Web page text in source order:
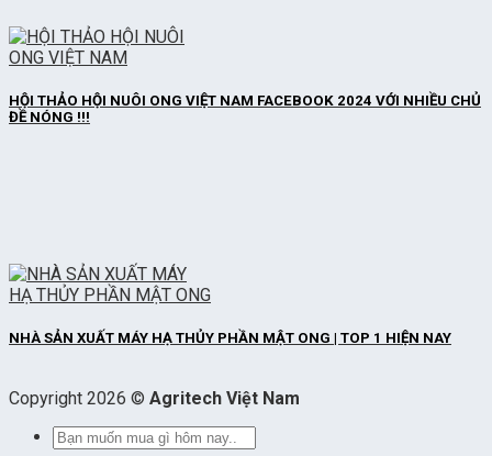
HỘI THẢO HỘI NUÔI ONG VIỆT NAM FACEBOOK 2024 VỚI NHIỀU CHỦ
ĐỀ NÓNG !!!
NHÀ SẢN XUẤT MÁY HẠ THỦY PHẦN MẬT ONG | TOP 1 HIỆN NAY
Copyright 2026 © Agritech Việt Nam
Tìm